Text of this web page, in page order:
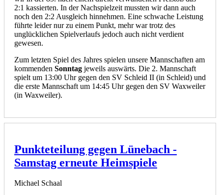
2:1 kassierten. In der Nachspielzeit mussten wir dann auch
noch den 2:2 Ausgleich hinnehmen. Eine schwache Leistung
führte leider nur zu einem Punkt, mehr war trotz des
unglücklichen Spielverlaufs jedoch auch nicht verdient
gewesen.
Zum letzten Spiel des Jahres spielen unsere Mannschaften am
kommenden Sonntag jeweils auswärts. Die 2. Mannschaft
spielt um 13:00 Uhr gegen den SV Schleid II (in Schleid) und
die erste Mannschaft um 14:45 Uhr gegen den SV Waxweiler
(in Waxweiler).
Punkteteilung gegen Lünebach -
Samstag erneute Heimspiele
Michael Schaal